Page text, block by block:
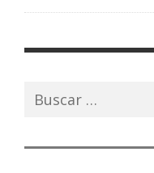
Buscar: